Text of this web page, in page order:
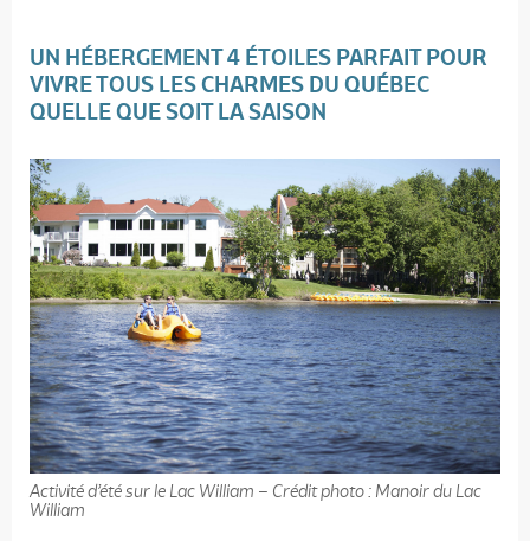
UN HÉBERGEMENT 4 ÉTOILES PARFAIT POUR
VIVRE TOUS LES CHARMES DU QUÉBEC
QUELLE QUE SOIT LA SAISON
Activité d’été sur le Lac William – Crédit photo : Manoir du Lac
William